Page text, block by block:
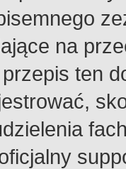
na
ten